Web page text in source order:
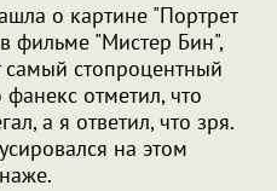
о картине "Портрет
фильме "Мистер Бин",
самый стопроцентный
отметил, что
а я ответил, что зря.
на этом